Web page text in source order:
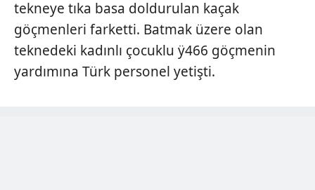
tekneye tıka basa doldurulan kaçak
göçmenleri farketti. Batmak üzere olan
teknedeki kadınlı çocuklu ÿ466 göçmenin
yardımına Türk personel yetişti.